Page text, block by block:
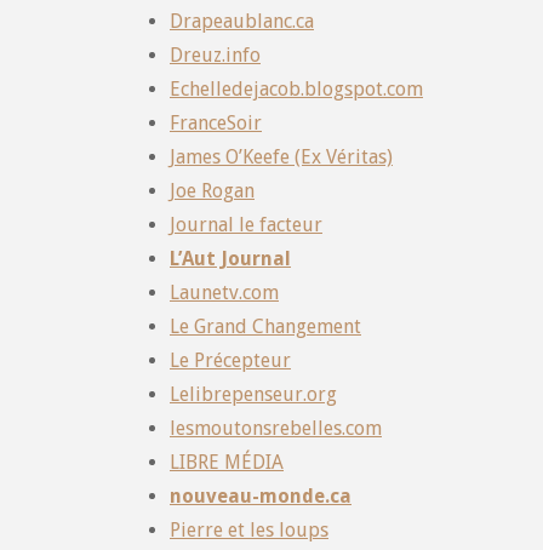
Drapeaublanc.ca
Dreuz.info
Echelledejacob.blogspot.com
FranceSoir
James O’Keefe (Ex Véritas)
Joe Rogan
Journal le facteur
L’Aut Journal
Launetv.com
Le Grand Changement
Le Précepteur
Lelibrepenseur.org
lesmoutonsrebelles.com
LIBRE MÉDIA
nouveau-monde.ca
Pierre et les loups